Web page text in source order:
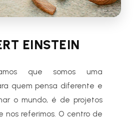
EINSTEIN
que somos uma
quem pensa diferente e
o mundo, é de projetos
nos referimos. O centro de